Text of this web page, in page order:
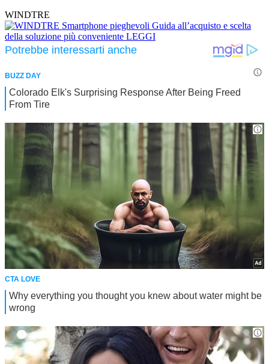
WINDTRE
Smartphone pieghevoli Guida all’acquisto e scelta
della soluzione più conveniente LEGGI